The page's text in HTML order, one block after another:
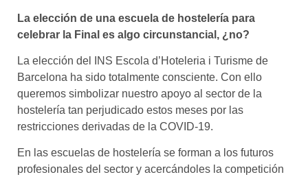
La elección de una escuela de hostelería para
celebrar la Final es algo circunstancial, ¿no?
La elección del INS Escola d’Hoteleria i Turisme de
Barcelona ha sido totalmente consciente. Con ello
queremos simbolizar nuestro apoyo al sector de la
hostelería tan perjudicado estos meses por las
restricciones derivadas de la COVID-19.
En las escuelas de hostelería se forman a los futuros
profesionales del sector y acercándoles la competición